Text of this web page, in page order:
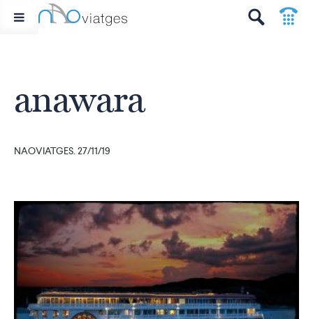
anawara
NAOVIATGES. 27/11/19
t
p